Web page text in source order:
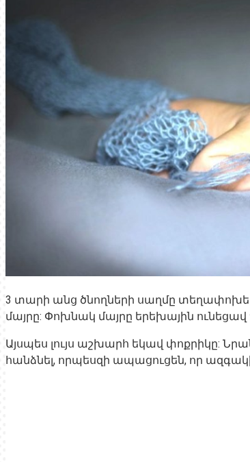
3 տարի անց ծնողների սաղմը
մայրը: Փոխնակ մայրը երեխային
Այսպես լույս աշխարհ եկավ փոքրիկը:
հանձնել, որպեսզի ապացուցեն, որ